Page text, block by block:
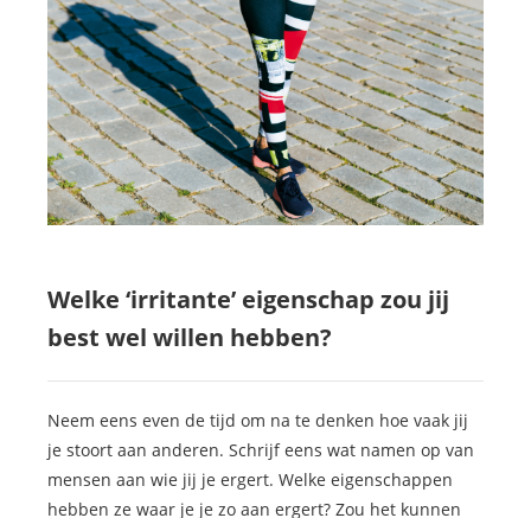
Welke ‘irritante’ eigenschap zou jij
best wel willen hebben?
Neem eens even de tijd om na te denken hoe vaak jij
je stoort aan anderen. Schrijf eens wat namen op van
mensen aan wie jij je ergert. Welke eigenschappen
hebben ze waar je je zo aan ergert? Zou het kunnen